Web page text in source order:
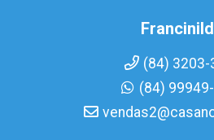
(84) 3203-
(84)